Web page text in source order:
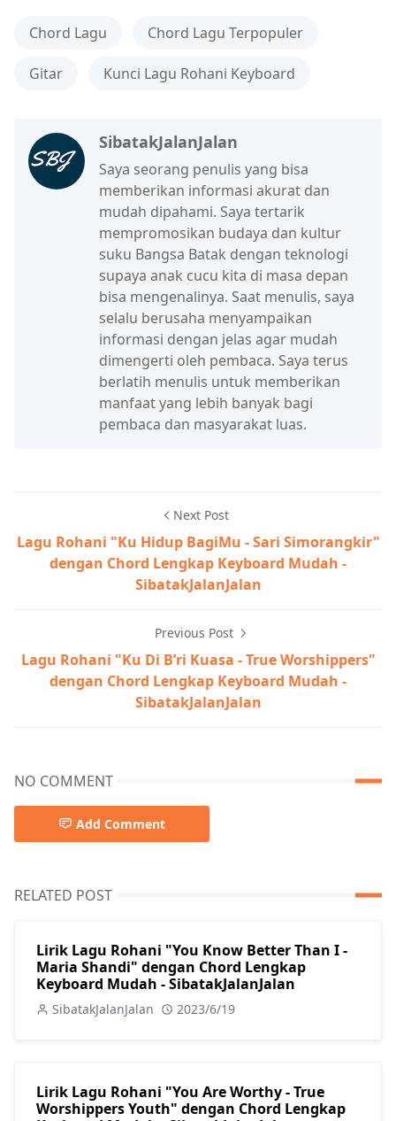
Chord Lagu Chord Lagu Terpopuler
Gitar Kunci Lagu Rohani Keyboard
SibatakJalanJalan
Saya seorang penulis yang bisa
memberikan informasi akurat dan
mudah dipahami. Saya tertarik
mempromosikan budaya dan kultur
suku Bangsa Batak dengan teknologi
supaya anak cucu kita di masa depan
bisa mengenalinya. Saat menulis, saya
selalu berusaha menyampaikan
informasi dengan jelas agar mudah
dimengerti oleh pembaca. Saya terus
berlatih menulis untuk memberikan
manfaat yang lebih banyak bagi
pembaca dan masyarakat luas.
Next Post
Lagu Rohani "Ku Hidup BagiMu - Sari Simorangkir"
dengan Chord Lengkap Keyboard Mudah -
SibatakJalanJalan
Previous Post
Lagu Rohani "Ku Di B’ri Kuasa - True Worshippers"
dengan Chord Lengkap Keyboard Mudah -
SibatakJalanJalan
NO COMMENT
Add Comment
RELATED POST
Lirik Lagu Rohani "You Know Better Than I -
Maria Shandi" dengan Chord Lengkap
Keyboard Mudah - SibatakJalanJalan
SibatakJalanJalan 2023/6/19
Lirik Lagu Rohani "You Are Worthy - True
Worshippers Youth" dengan Chord Lengkap